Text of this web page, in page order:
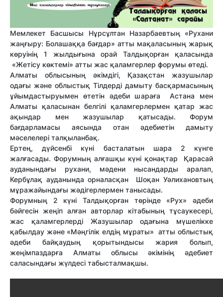
Мемлекет Басшысы Нұрсұлтан Назарбаевтың «Рухани
жаңғыру: Болашаққа бағдар» атты мақаласының жарық
көруінің 1 жылдығына орай Талдықорған қаласында
«Жетісу көктемі» атты жас қаламгерлер форумы өтеді.
Алматы облысының әкімдігі, Қазақстан жазушылар
одағы және облыстық Тілдерді дамыту басқармасының
ұйымдастыруымен өтетін әдеби шараға Астана мен
Алматы қаласынан белгілі қаламгерлермен қатар жас
ақындар мен жазушылар қатысады. Форум
бағдарламасы аясында отан әдебиетін дамыту
мәселелері талқыланбақ.
Ертең, дүйсенбі күні басталатын шара 2 күнге
жалғасады. Форумның алғашқы күні қонақтар Қарасай
ауданындағы рухани, мәдени нысандарды аралап,
Кербұлақ ауданында орналасқан Шоқан Уәлихановтың
мұражайындағы жәдігерлермен танысады.
Форумның 2 күні Талдықорған төрінде «Руx» әдеби
бәйгесін жеңіп алған авторлар кітабының тұсаукесері,
жас қаламгерлерді Жазушылар одағына мүшелікке
қабылдау және «Мәңгілік елдің мұраты» атты облыстық
әдеби байқаудың қорытындысы жария болып,
жеңімпаздарға Алматы облысы әкімінің әдебиет
саласындағы жүлдесі табысталмақшы.